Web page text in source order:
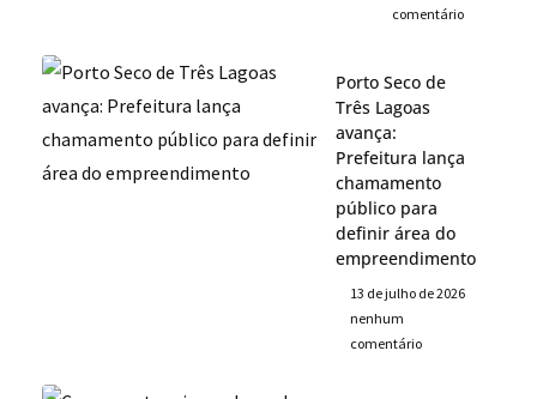
comentário
Porto Seco de
Três Lagoas
avança:
Prefeitura lança
chamamento
público para
definir área do
empreendimento
13 de julho de 2026
nenhum
comentário